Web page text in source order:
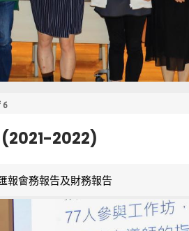
6
(2021-2022)
報會務報告及財務報告